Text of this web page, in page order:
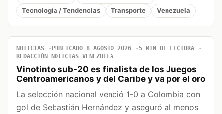
Tecnología / Tendencias
Transporte Venezuela
NOTICIAS PUBLICADO 8 AGOSTO 2026
5 MIN DE LECTURA
REDACCIÓN NOTICIAS VENEZUELA
Vinotinto sub-20 es finalista de los Juegos
Centroamericanos y del Caribe y va por el oro
La selección nacional venció 1-0 a Colombia con
gol de Sebastián Hernández y aseguró al menos